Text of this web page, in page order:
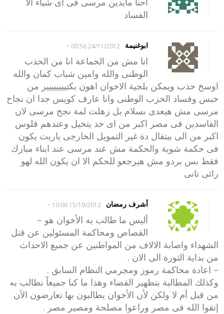
الفساد
ابوغنيمة 24/11/2012 00:56
-
انا مش من الجماعة انا من الحذب
الوطنى والله وامين شباب كمان والله
اوسخ حذب ويمكن بلجية الاخوان اهون بكتيييييييير من
خبس وفساد الحزب الوطنى وانا عارف كويس جدا ان نجاح
مرسى مش هيعدى بسلام بل زهلت لمة نجح مرسى لان
الفاسدين فى مصر اكبر من اى حد يتخيل وعندهم فلوس
اكبر من الى بيتقال دة غير التمويل الخارجى ياريت يكون
فى حكمة شوية والحكمة مش عند مرسى عند ابناء مبارك
فقط بس بردو مش هيرجعو للحكم الا ان يكون الله لهو
رائى تانى
أشرف رمضان 15/10/2012 10:06
-
أليس ما طالب به الأخوان هو –
القصاص ومحاكمة المسئولين عن قتل
الشهداء واصابة الالاف من المواطنين عن جميع الاحداث
من بداية الثورة الى الان .
– اعادة محاكمة رموز ومجرمي النظام السابق .
وكذلك المطالبة بتطهير القضاء وهذا ما كنا جميعاً نطالب به
من قبل أم لا ولكن لأن الأخوان يطالبون بها تعارضون الآن
إتقوا الله فى مصر وراعوا مصلحة ومصير مصر .